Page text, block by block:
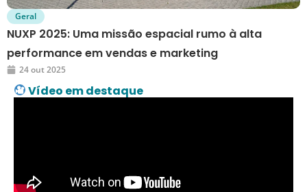
Geral
NUXP 2025: Uma missão espacial rumo à alta
performance em vendas e marketing
24 out 2025
Vídeo em destaque